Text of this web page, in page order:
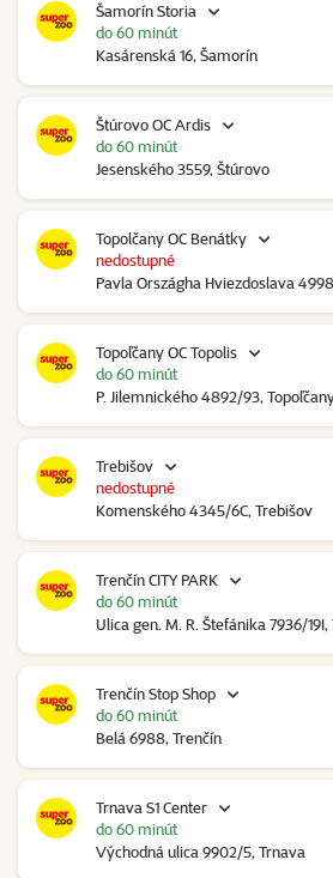
Šamorín Storia
Kasárenská 16, Šamorín
do 60 minút
Štúrovo OC Ardis
Jesenského 3559, Štúrovo
do 60 minút
Topolčany OC Benátky
Pavla Országha Hviezdoslava
nedostupné
Topoľčany OC Topolis
P. Jilemnického 4892/93,
do 60 minút
Trebišov
Komenského 4345/6C, Trebišov
nedostupné
Trenčín CITY PARK
Ulica gen. M. R. Štefánika 7936/19I,
do 60 minút
Trenčín Stop Shop
Belá 6988, Trenčín
do 60 minút
Trnava S1 Center
Východná ulica 9902/5, Trnava
do 60 minút